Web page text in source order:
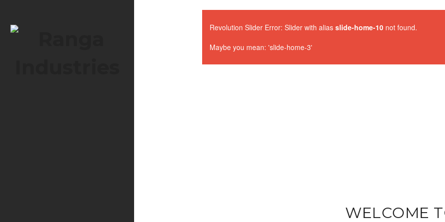
Revolution Slider Error: Slider with alias slide-home-10 not found.
Maybe you mean: 'slide-home-3'
WELCOME